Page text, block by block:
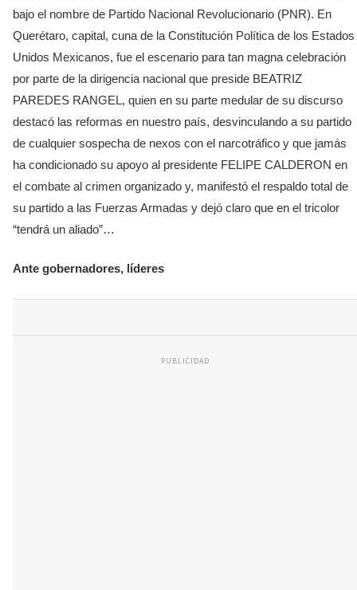
bajo el nombre de Partido Nacional Revolucionario (PNR). En
Querétaro, capital, cuna de la Constitución Política de los Estados
Unidos Mexicanos, fue el escenario para tan magna celebración
por parte de la dirigencia nacional que preside BEATRIZ
PAREDES RANGEL, quien en su parte medular de su discurso
destacó las reformas en nuestro país, desvinculando a su partido
de cualquier sospecha de nexos con el narcotráfico y que jamás
ha condicionado su apoyo al presidente FELIPE CALDERON en
el combate al crimen organizado y, manifestó el respaldo total de
su partido a las Fuerzas Armadas y dejó claro que en el tricolor
“tendrá un aliado”…
Ante gobernadores, líderes
PUBLICIDAD